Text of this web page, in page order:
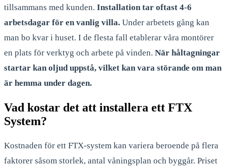
tillsammans med kunden. Installation tar oftast 4-6
arbetsdagar för en vanlig villa. Under arbetets gång kan
man bo kvar i huset. I de flesta fall etablerar våra montörer
en plats för verktyg och arbete på vinden. När håltagningar
startar kan oljud uppstå, vilket kan vara störande om man
är hemma under dagen.
Vad kostar det att installera ett FTX
System?
Kostnaden för ett FTX-system kan variera beroende på flera
faktorer såsom storlek, antal våningsplan och byggår. Priset